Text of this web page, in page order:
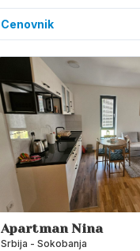
Cenovnik
Apartman Nina
Srbija - Sokobanja